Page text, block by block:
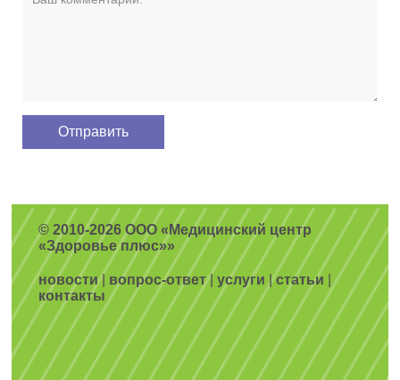
© 2010-2026 ООО «Медицинский центр
«Здоровье плюс»»
новости| вопрос-ответ|услуги |статьи
контакты